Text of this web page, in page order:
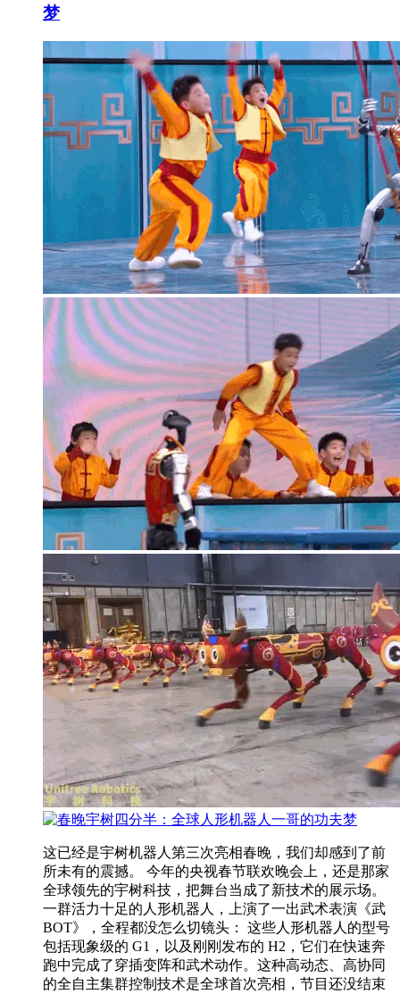
梦
这已经是宇树机器人第三次亮相春晚，我们却感到了前
所未有的震撼。 今年的央视春节联欢晚会上，还是那家
全球领先的宇树科技，把舞台当成了新技术的展示场。
一群活力十足的人形机器人，上演了一出武术表演《武
BOT》，全程都没怎么切镜头： 这些人形机器人的型号
包括现象级的 G1，以及刚刚发布的 H2，它们在快速奔
跑中完成了穿插变阵和武术动作。这种高动态、高协同
的全自主集群控制技术是全球首次亮相，节目还没结束